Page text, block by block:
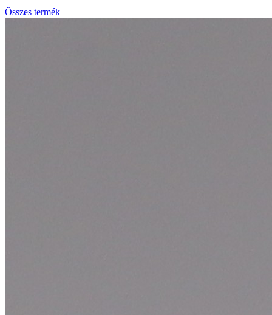
Összes termék